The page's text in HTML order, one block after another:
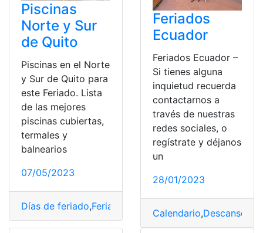
Piscinas
Norte y Sur
de Quito
Piscinas en el Norte
y Sur de Quito para
este Feriado. Lista
de las mejores
piscinas cubiertas,
termales y
balnearios
07/05/2023
Días de feriado,Feriado
Feriados
Ecuador
Feriados Ecuador –
Si tienes alguna
inquietud recuerda
contactarnos a
través de nuestras
redes sociales, o
regístrate y déjanos
un
28/01/2023
Calendario,Descanso